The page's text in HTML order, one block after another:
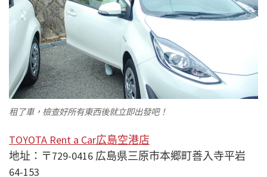
租了車，檢查好所有東西後就立即出發吧！
TOYOTA Rent a Car広島空港店
地址： 〒729-0416 広島県三原市本郷町善入寺平岩
64-153